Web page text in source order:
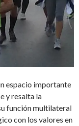
espacio importante
y resalta la
función multilateral
con los valores en